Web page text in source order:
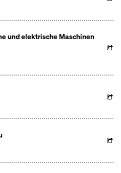
und elektrische Maschinen